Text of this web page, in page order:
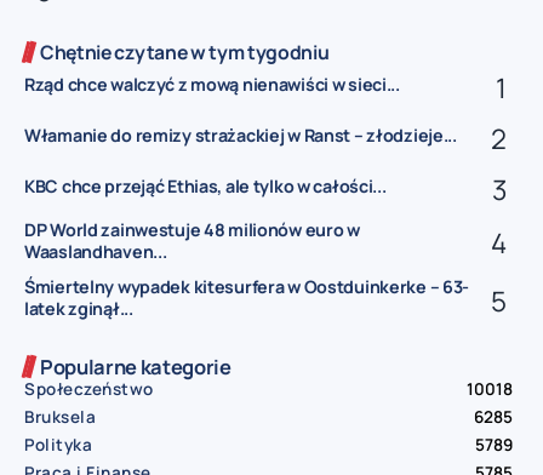
Chętnie czytane w tym tygodniu
Rząd chce walczyć z mową nienawiści w sieci...
Włamanie do remizy strażackiej w Ranst – złodzieje...
KBC chce przejąć Ethias, ale tylko w całości...
DP World zainwestuje 48 milionów euro w
Waaslandhaven...
Śmiertelny wypadek kitesurfera w Oostduinkerke – 63-
latek zginął...
Popularne kategorie
Społeczeństwo
10018
Bruksela
6285
Polityka
5789